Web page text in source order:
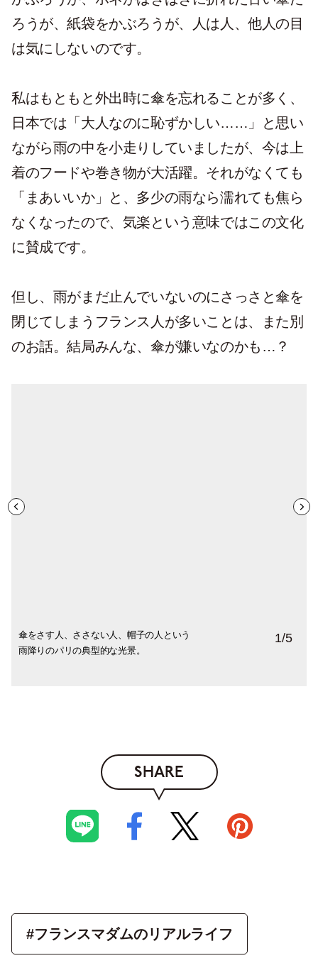
ろうが、紙袋をかぶろうが、人は人、他人の目
は気にしないのです。
私はもともと外出時に傘を忘れることが多く、
日本では「大人なのに恥ずかしい……」と思い
ながら雨の中を小走りしていましたが、今は上
着のフードや巻き物が大活躍。それがなくても
「まあいいか」と、多少の雨なら濡れても焦ら
なくなったので、気楽という意味ではこの文化
に賛成です。
但し、雨がまだ止んでいないのにさっさと傘を
閉じてしまうフランス人が多いことは、また別
のお話。結局みんな、傘が嫌いなのかも…？
傘をさす人、ささない人、帽子の人という
雨降りのパリの典型的な光景。
ブルターニュでの一コマ。フランスではレ
インコートを愛用する人も多いです。
大きくて立派なシェードは雨の日にありが
たい存在。
雨の中、傘なしでバゲットを食べても誰も
気にしないのでＯＫ。さすがに私は驚きま
レインコートを愛用する人も多いフラン
ス。ポップなカラ―は大人にも人気です。
1/5
SHARE
#フランスマダムのリアルライフ